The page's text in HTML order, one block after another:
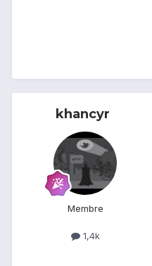
khancyr
Membre
1,4k